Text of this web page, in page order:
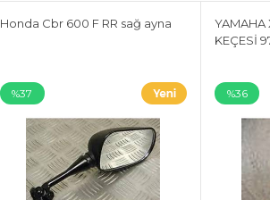
Honda Cbr 600 F RR sağ ayna
%37
YAMAHA
KEÇESİ
%36